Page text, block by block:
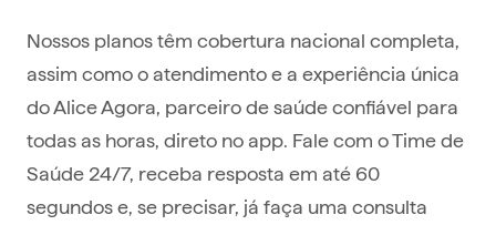
Nossos planos têm cobertura nacional completa,
assim como o atendimento e a experiência única
do Alice Agora, parceiro de saúde confiável para
todas as horas, direto no app. Fale com o Time de
Saúde 24/7, receba resposta em até 60
segundos e, se precisar, já faça uma consulta